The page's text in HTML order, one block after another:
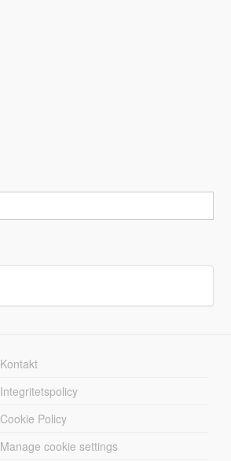
Kontakt
Integritetspolicy
Cookie Policy
Manage cookie settings